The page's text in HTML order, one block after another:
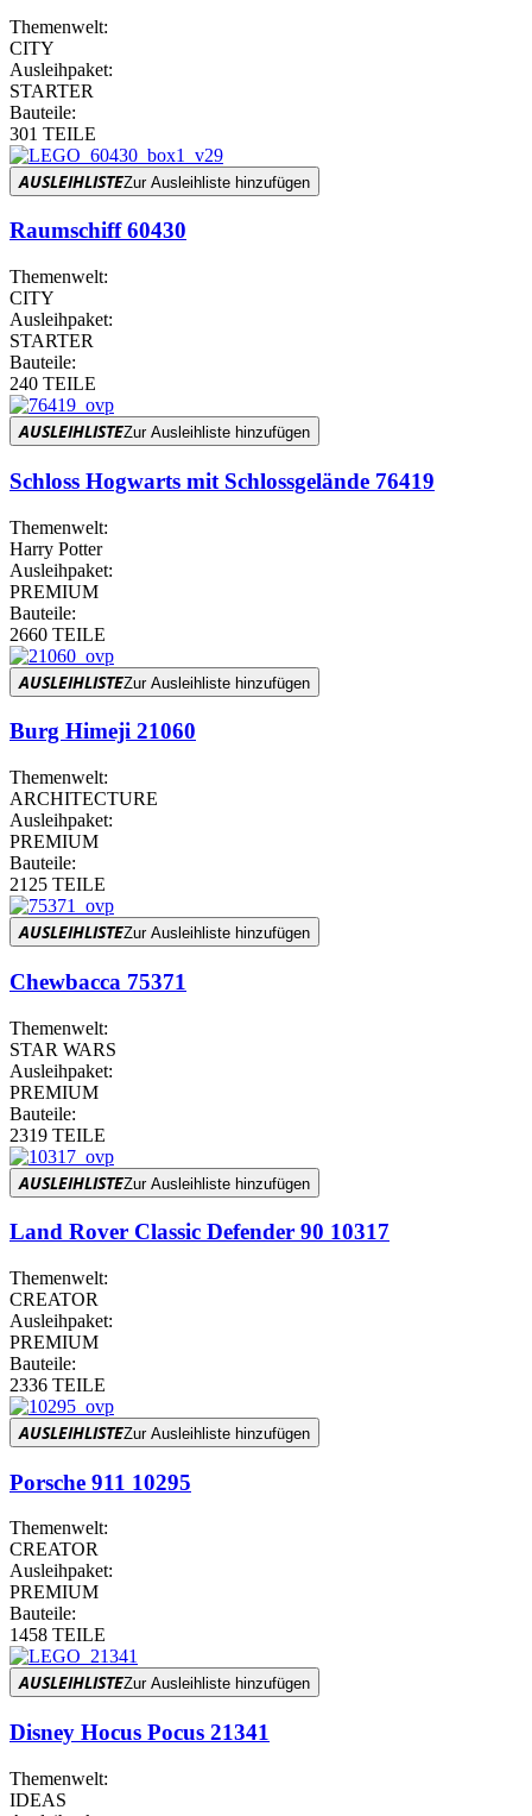
Themenwelt:
CITY
Ausleihpaket:
STARTER
Bauteile:
301 TEILE
AUSLEIHLISTEZur Ausleihliste hinzufügen
Raumschiff 60430
Themenwelt:
CITY
Ausleihpaket:
STARTER
Bauteile:
240 TEILE
AUSLEIHLISTEZur Ausleihliste hinzufügen
Schloss Hogwarts mit Schlossgelände 76419
Themenwelt:
Harry Potter
Ausleihpaket:
PREMIUM
Bauteile:
2660 TEILE
AUSLEIHLISTEZur Ausleihliste hinzufügen
Burg Himeji 21060
Themenwelt:
ARCHITECTURE
Ausleihpaket:
PREMIUM
Bauteile:
2125 TEILE
AUSLEIHLISTEZur Ausleihliste hinzufügen
Chewbacca 75371
Themenwelt:
STAR WARS
Ausleihpaket:
PREMIUM
Bauteile:
2319 TEILE
AUSLEIHLISTEZur Ausleihliste hinzufügen
Land Rover Classic Defender 90 10317
Themenwelt:
CREATOR
Ausleihpaket:
PREMIUM
Bauteile:
2336 TEILE
AUSLEIHLISTEZur Ausleihliste hinzufügen
Porsche 911 10295
Themenwelt:
CREATOR
Ausleihpaket:
PREMIUM
Bauteile:
1458 TEILE
AUSLEIHLISTEZur Ausleihliste hinzufügen
Disney Hocus Pocus 21341
Themenwelt:
IDEAS